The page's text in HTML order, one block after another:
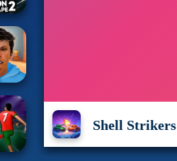
Shell Strikers